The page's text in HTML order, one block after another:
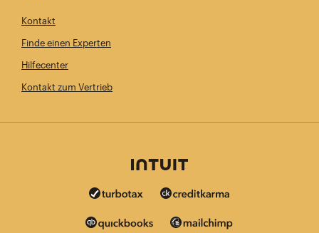
Kontakt
Finde einen Experten
Hilfecenter
Kontakt zum Vertrieb